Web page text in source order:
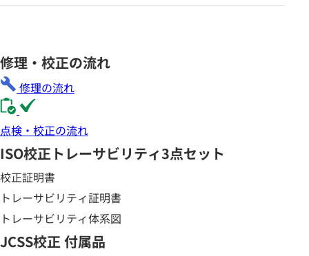
修理・校正の流れ
修理の流れ
点検・校正の流れ
ISO校正 トレーサビリティ3点セット
校正証明書
トレーサビリティ証明書
トレーサビリティ体系図
JCSS校正 付属品